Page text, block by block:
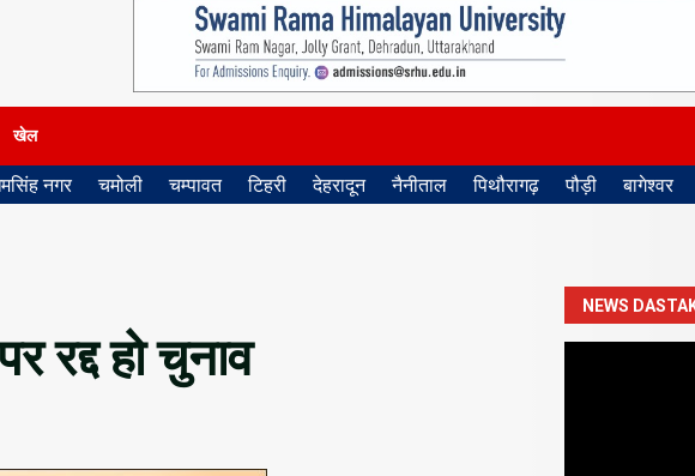
खेल
नगर चमोली चम्पावत टिहरी देहरादून नैनीताल पिथौरागढ़ पौड़ी बागेश्वर
रद्द हो चुनाव
NEWS